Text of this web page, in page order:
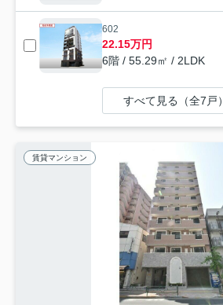
602
22.15万円
6階 / 55.29㎡ / 2LDK
すべて見る（全7戸）
賃貸マンション